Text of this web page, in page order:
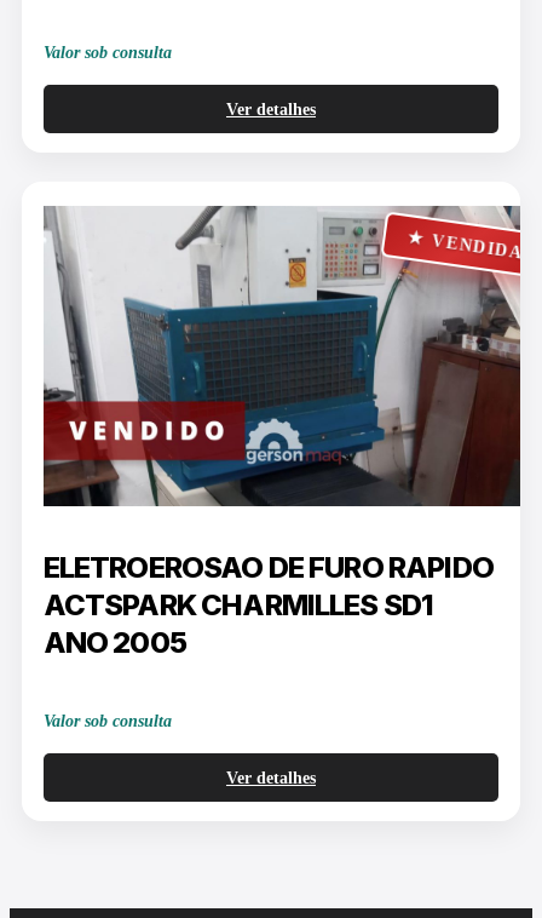
Valor sob consulta
Ver detalhes
★ VENDIDA
ELETROEROSAO DE FURO RAPIDO
ACTSPARK CHARMILLES SD1
ANO 2005
Valor sob consulta
Ver detalhes